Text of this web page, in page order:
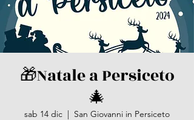
🎁​Natale a Persiceto
🎄
sab 14 dic
  |
San Giovanni in Persiceto